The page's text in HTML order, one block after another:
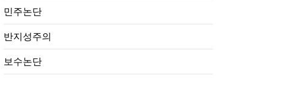
민주논단
반지성주의
보수논단